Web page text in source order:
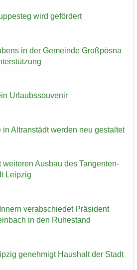
wird ge­för­dert
in der Ge­mein­de Groß­pös­na
Ur­laubs­sou­ve­nir
in Altran­städt wer­den neu ge­stal­tet
wei­te­ren Aus­bau des Tan­gen­ten­
Leip­zig
ver­ab­schie­det Prä­si­dent
in den Ru­he­stand
ge­neh­migt Haus­halt der Stadt